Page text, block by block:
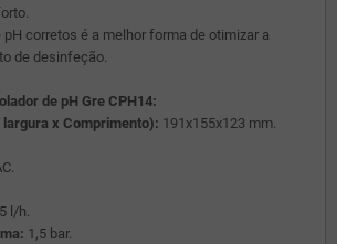
corretos é a melhor forma de otimizar a
de desinfeção.
de pH Gre CPH14:
x Comprimento): 191x155x123 mm.
l/h.
1,5 bar.